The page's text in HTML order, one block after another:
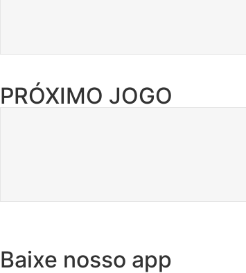
PRÓXIMO JOGO
Baixe nosso app